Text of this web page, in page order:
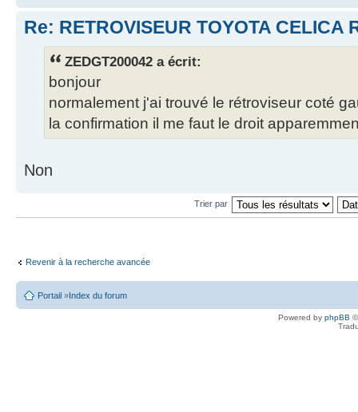
Re: RETROVISEUR TOYOTA CELICA
ZEDGT200042 a écrit:
bonjour
normalement j'ai trouvé le rétroviseur coté
la confirmation il me faut le droit
Non
Trier par
Revenir à la recherche avancée
Portail »Index du forum
Powered by phpBB